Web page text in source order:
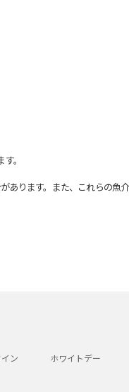
。
ります。また、これらの魚
ン ホワイトデー